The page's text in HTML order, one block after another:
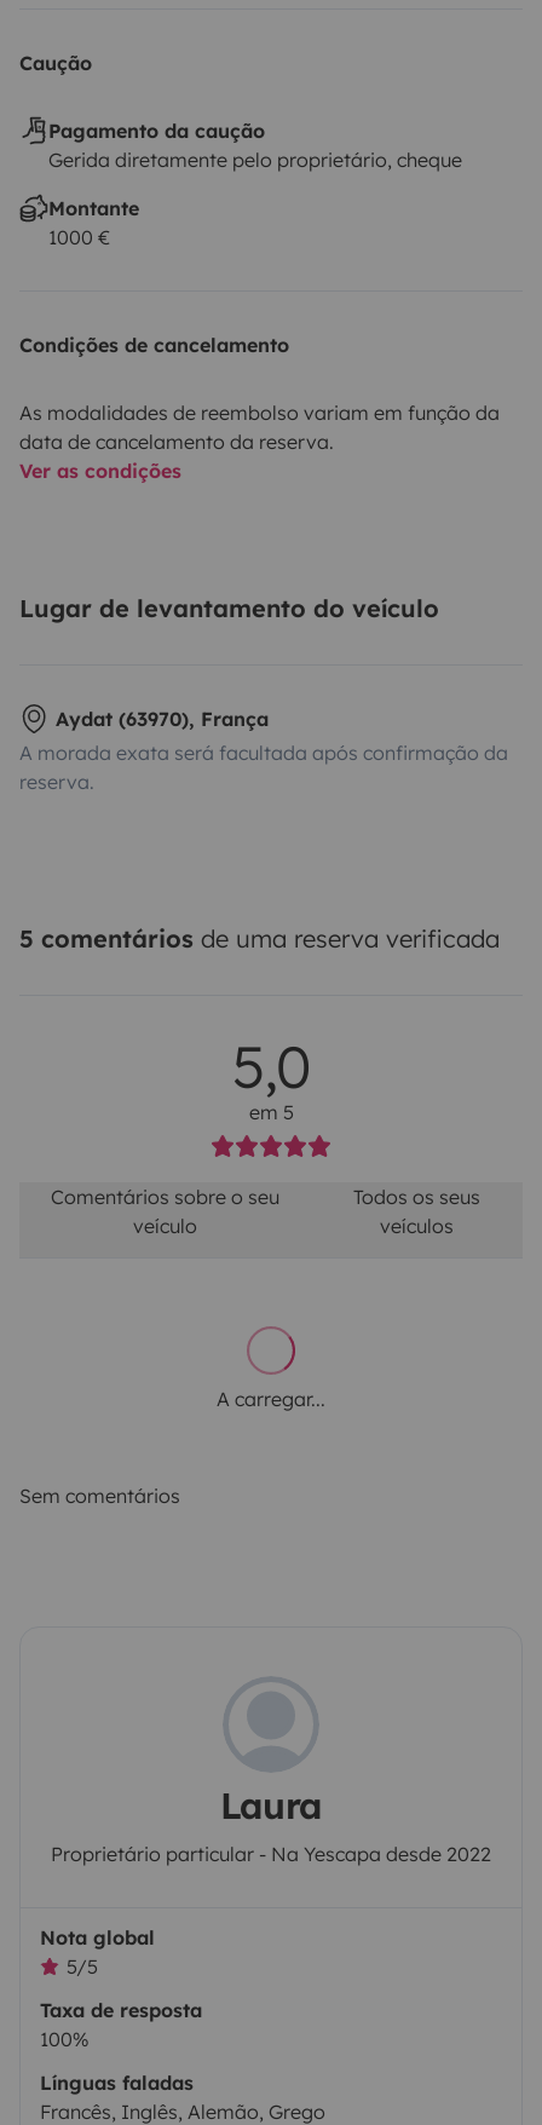
Caução
Pagamento da caução
Gerida diretamente pelo proprietário, cheque
Montante
1000 €
Condições de cancelamento
As modalidades de reembolso variam em função da
data de cancelamento da reserva.
Ver as condições
Lugar de levantamento do veículo
Aydat (63970), França
A morada exata será facultada após confirmação da
reserva.
5 comentários de uma reserva verificada
5,0
em 5
Comentários sobre o seu
veículo
Todos os seus
veículos
A carregar...
Sem comentários
Laura
Proprietário particular - Na Yescapa desde 2022
Nota global
5/5
Taxa de resposta
100%
Línguas faladas
Francês, Inglês, Alemão, Grego